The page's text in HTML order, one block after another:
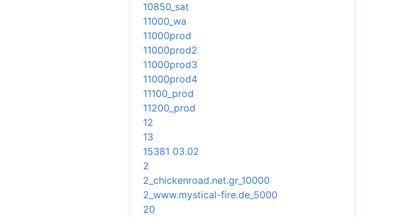
10850_sat
11000_wa
11000prod
11000prod2
11000prod3
11000prod4
11100_prod
11200_prod
12
13
15381 03.02
2
2_chickenroad.net.gr_10000
2_www.mystical-fire.de_5000
20